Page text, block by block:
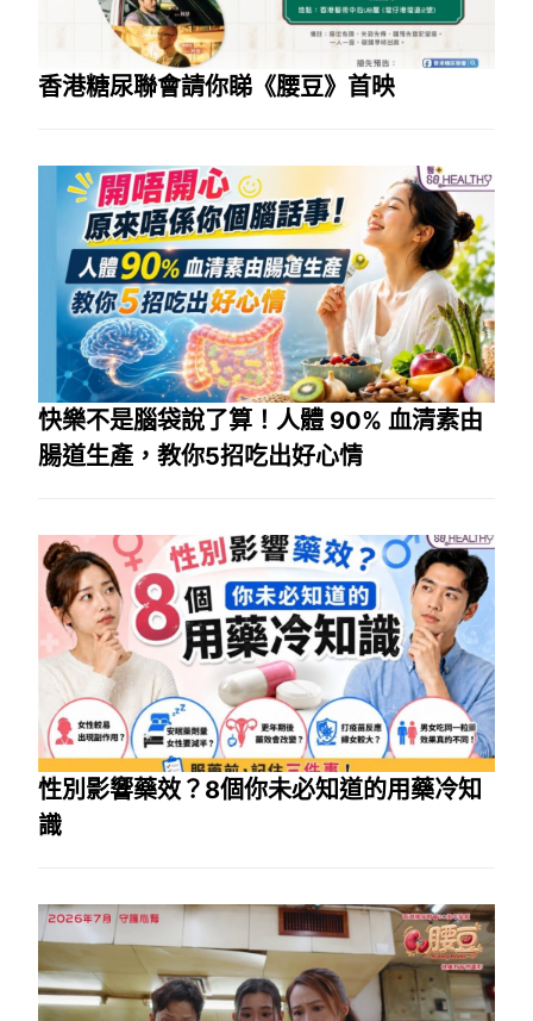
香港糖尿聯會請你睇《腰豆》首映
快樂不是腦袋說了算！人體 90% 血清素由
腸道生產，教你5招吃出好心情
性別影響藥效？8個你未必知道的用藥冷知
識